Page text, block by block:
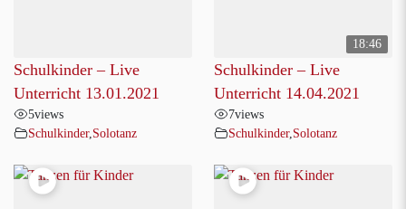
Schulkinder – Live
Unterricht 13.01.2021
5views
Schulkinder, Solotanz
18:46
Schulkinder – Live
Unterricht 14.04.2021
7views
Schulkinder, Solotanz